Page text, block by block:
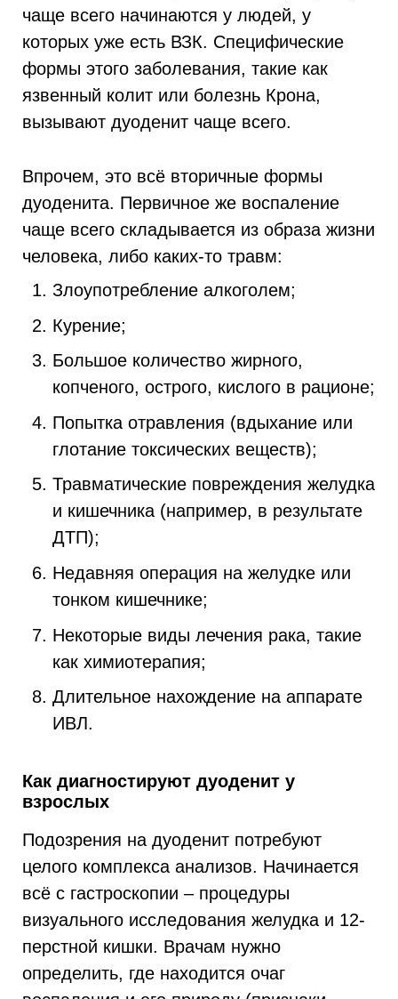
чаще всего начинаются у людей, у
которых уже есть ВЗК. Специфические
формы этого заболевания, такие как
язвенный колит или болезнь Крона,
вызывают дуоденит чаще всего.
Впрочем, это всё вторичные формы
дуоденита. Первичное же воспаление
чаще всего складывается из образа жизни
человека, либо каких-то травм:
Злоупотребление алкоголем;
Курение;
Большое количество жирного,
копченого, острого, кислого в рационе;
Попытка отравления (вдыхание или
глотание токсических веществ);
Травматические повреждения желудка
и кишечника (например, в результате
ДТП);
Недавняя операция на желудке или
тонком кишечнике;
Некоторые виды лечения рака, такие
как химиотерапия;
Длительное нахождение на аппарате
ИВЛ.
Как диагностируют дуоденит у
взрослых
Подозрения на дуоденит потребуют
целого комплекса анализов. Начинается
всё с гастроскопии – процедуры
визуального исследования желудка и 12-
перстной кишки. Врачам нужно
определить, где находится очаг